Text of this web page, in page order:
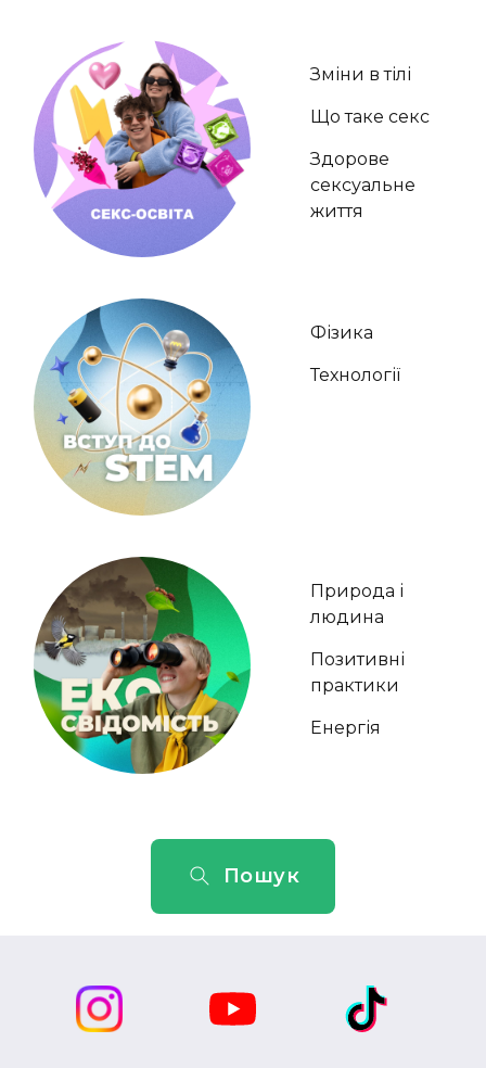
Зміни в тілі
Що таке секс
Здорове
сексуальне
життя
Фізика
Технології
Природа і
людина
Позитивні
практики
Енергія
Пошук